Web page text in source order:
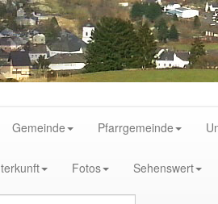
Gemeinde Pfarrgemeinde
Fotos Sehenswert